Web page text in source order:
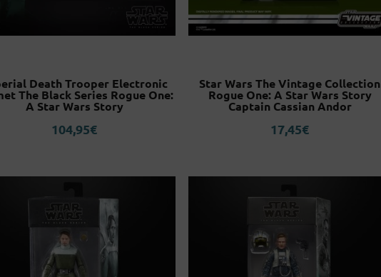
Death Trooper Electronic
The Black Series Rogue One:
A Star Wars Story
104,95€
Star Wars The Vintage Collection
Rogue One: A Star Wars Story
Captain Cassian Andor
17,45€